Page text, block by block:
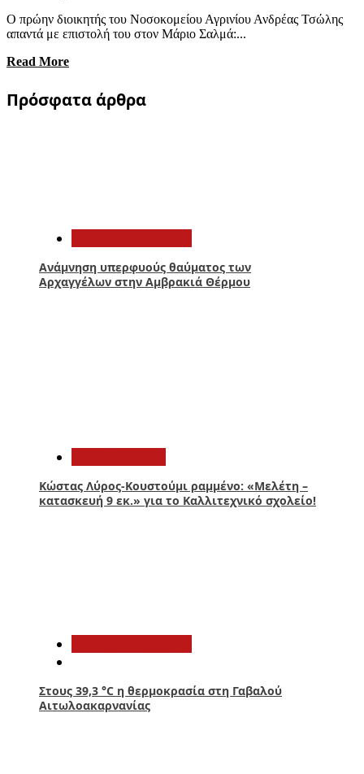
O πρώην διοικητής του Νοσοκομείου Αγρινίου Ανδρέας Τσώλης
απαντά με επιστολή του στον Μάριο Σαλμά:...
Read More
Πρόσφατα άρθρα
Ανάμνηση υπερφυούς θαύματος των
Αρχαγγέλων στην Αμβρακιά Θέρμου
Κώστας Λύρος-Κουστούμι ραμμένο: «Μελέτη –
κατασκευή 9 εκ.» για το Καλλιτεχνικό σχολείο!
Στους 39,3 °C η θερμοκρασία στη Γαβαλού
Αιτωλοακαρνανίας